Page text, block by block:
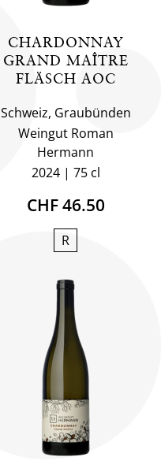
CHARDONNAY
GRAND MAÎTRE
FLÄSCH AOC
Schweiz, Graubünden
Weingut Roman
Hermann
2024
75 cl
CHF 46.50
R